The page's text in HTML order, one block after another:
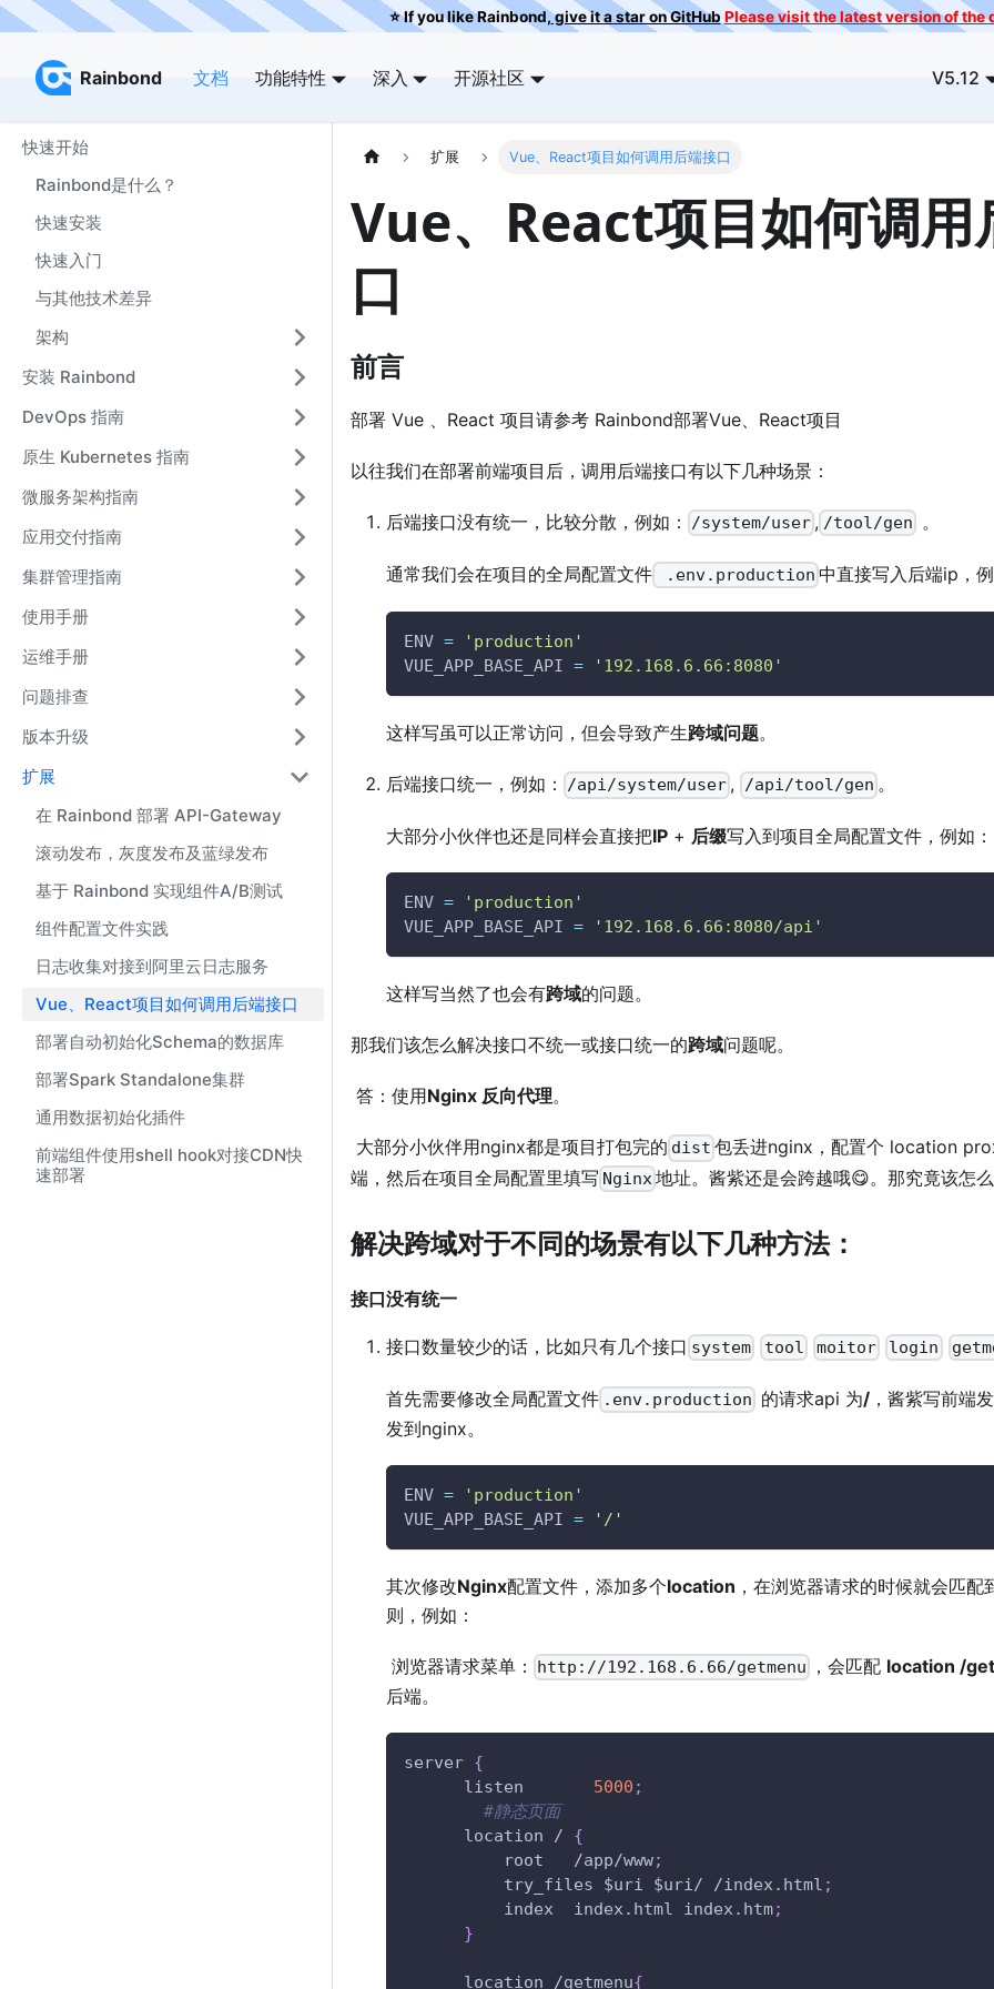
⭐️ If you like Rainbond,give it a star on GitHub Please visit the latest version of the
Rainbond 文档 功能特性 深入 开源社区 V5.12
Rainbond
快速开始
Rainbond是什么？
快速安装
快速入门
与其他技术差异
架构
安装 Rainbond
DevOps 指南
原生 Kubernetes 指南
微服务架构指南
应用交付指南
集群管理指南
使用手册
运维手册
问题排查
版本升级
扩展
在 Rainbond 部署 API-Gateway
滚动发布，灰度发布及蓝绿发布
基于 Rainbond 实现组件A/B测试
组件配置文件实践
日志收集对接到阿里云日志服务
Vue、React项目如何调用后端接口
部署自动初始化Schema的数据库
部署Spark Standalone集群
通用数据初始化插件
前端组件使用shell hook对接CDN快
速部署
扩展 Vue、React项目如何调用后端接口
Vue、React项目如何调用
口
前言
部署 Vue 、React 项目请参考 Rainbond部署Vue、React项目
以往我们在部署前端项目后，调用后端接口有以下几种场景：
后端接口没有统一，比较分散，例如： /system/user , /tool/gen 。
通常我们会在项目的全局配置文件 .env.production 中直接写入后端ip，
ENV =
'production'
VUE_APP_BASE_API = '192.168.6.66:8080'
这样写虽可以正常访问，但会导致产生跨域问题。
后端接口统一，例如： /api/system/user , /api/tool/gen 。
大部分小伙伴也还是同样会直接把IP + 后缀写入到项目全局配置文件，例如：
ENV =
'production'
VUE_APP_BASE_API = '192.168.6.66:8080/api'
这样写当然了也会有跨域的问题。
那我们该怎么解决接口不统一或接口统一的跨域问题呢。
​ 答：使用Nginx 反向代理。
​ 大部分小伙伴用nginx都是项目打包完的 dist 包丢进nginx，配置个 location
端，然后在项目全局配置里填写 Nginx地址。酱紫还是会跨越哦😋。那究竟该怎
解决跨域对于不同的场景有以下几种方法：
接口没有统一
接口数量较少的话，比如只有几个接口 system tool moitor login
首先需要修改全局配置文件 .env.production 的请求api 为/ ，酱紫写前端
发到nginx。
ENV =
'production'
VUE_APP_BASE_API = '/'
其次修改Nginx配置文件，添加多个location ，在浏览器请求的时候就会匹
则，例如：
​ 浏览器请求菜单： http://192.168.6.66/getmenu ，会匹配 location /
后端。
server {
      listen
5000 ;
#静态页面
      location /
{
          root   /app/www
;
          try_files
$uri $uri/ /index.html ;
          index  index.html index.htm
;
}
      location /getmenu
{